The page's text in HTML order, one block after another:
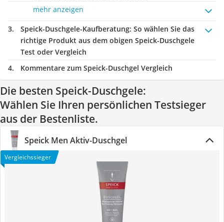
mehr anzeigen
Speick-Duschgele-Kaufberatung: So wählen Sie das
richtige Produkt aus dem obigen Speick-Duschgele
Test oder Vergleich
Kommentare zum Speick-Duschgel Vergleich
Die besten Speick-Duschgele:
Wählen Sie Ihren persönlichen Testsieger
aus der Bestenliste.
Speick Men Aktiv-Duschgel
Vergleichssieger